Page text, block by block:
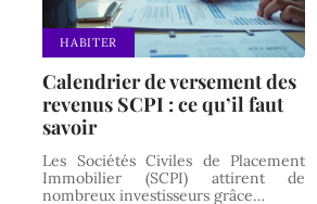
HABITER
Calendrier de versement des
revenus SCPI : ce qu’il faut
savoir
Les Sociétés Civiles de Placement
Immobilier (SCPI) attirent de
nombreux investisseurs grâce…